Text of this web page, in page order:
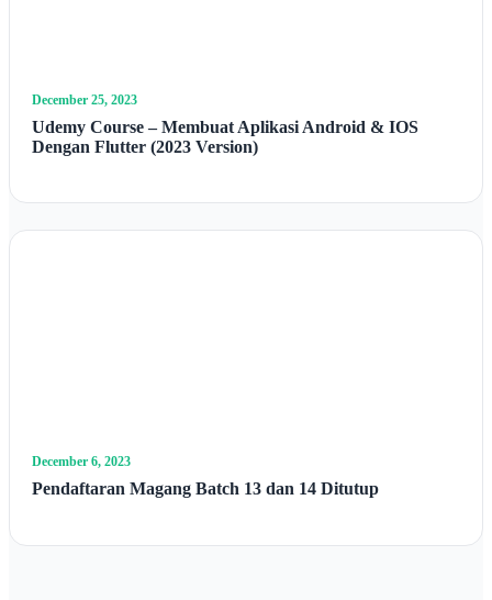
December 25, 2023
Udemy Course – Membuat Aplikasi Android & IOS
Dengan Flutter (2023 Version)
December 6, 2023
Pendaftaran Magang Batch 13 dan 14 Ditutup